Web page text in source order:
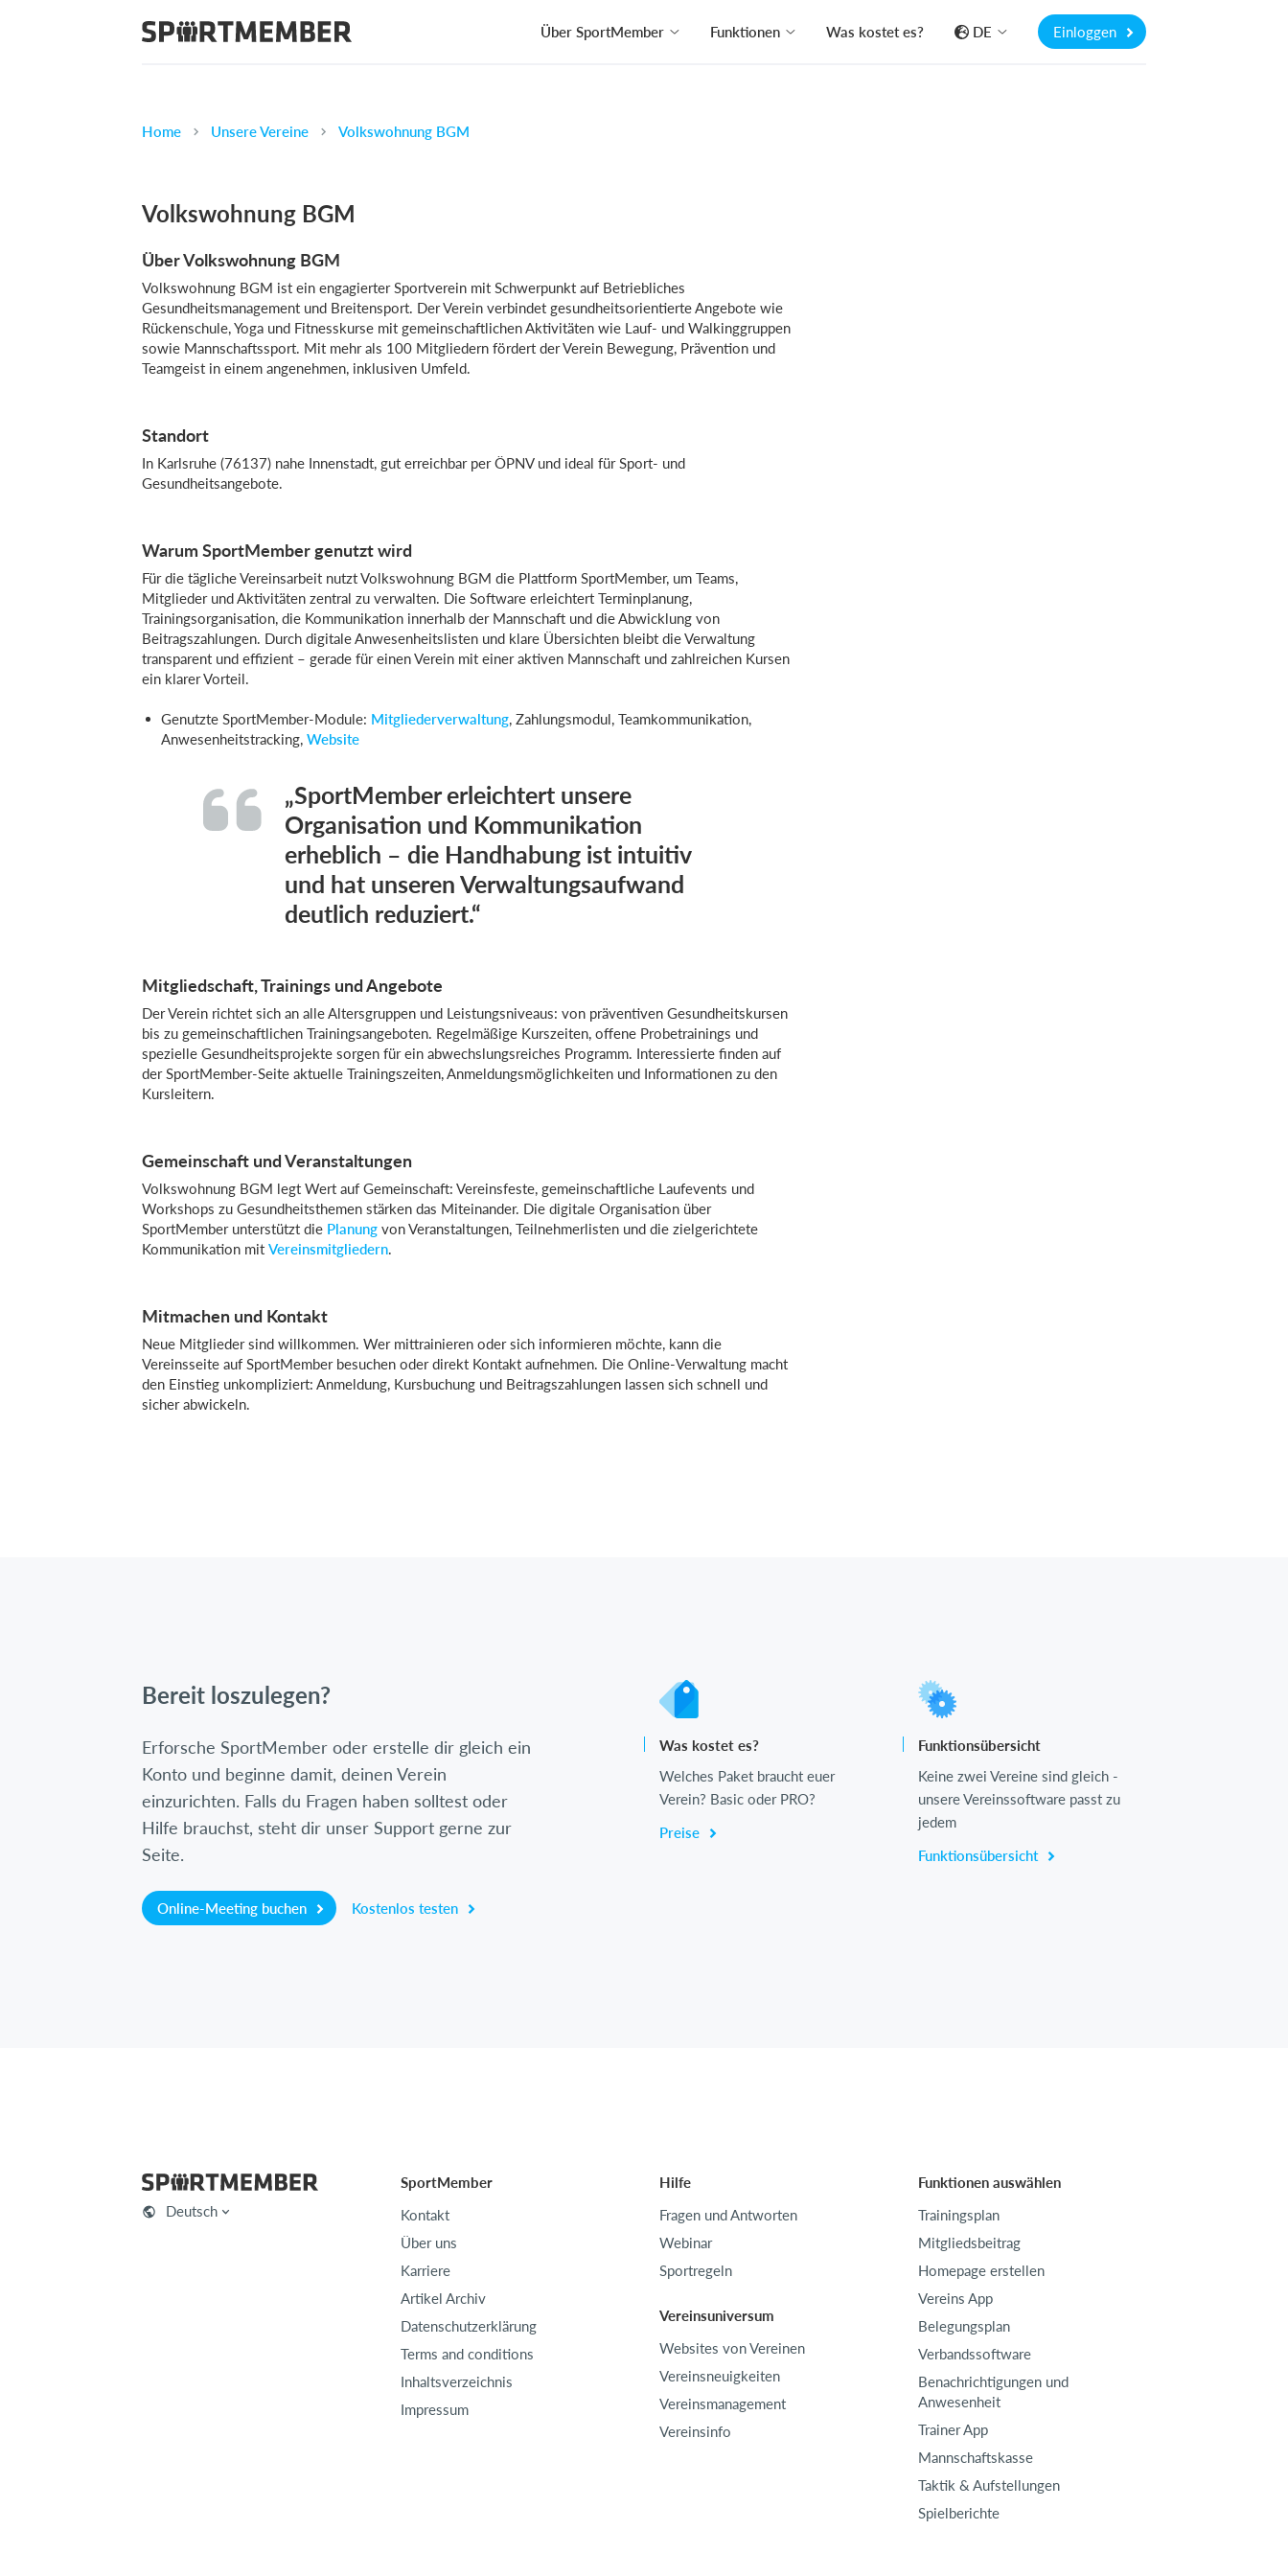
Über SportMember Funktionen Was kostet es? DE Einloggen
Home Unsere Vereine Volkswohnung BGM
Volkswohnung BGM
Über Volkswohnung BGM
Volkswohnung BGM ist ein engagierter Sportverein mit Schwerpunkt auf Betriebliches
Gesundheitsmanagement und Breitensport. Der Verein verbindet gesundheitsorientierte Angebote wie
Rückenschule, Yoga und Fitnesskurse mit gemeinschaftlichen Aktivitäten wie Lauf- und Walkinggruppen
sowie Mannschaftssport. Mit mehr als 100 Mitgliedern fördert der Verein Bewegung, Prävention und
Teamgeist in einem angenehmen, inklusiven Umfeld.
Standort
In Karlsruhe (76137) nahe Innenstadt, gut erreichbar per ÖPNV und ideal für Sport- und
Gesundheitsangebote.
Warum SportMember genutzt wird
Für die tägliche Vereinsarbeit nutzt Volkswohnung BGM die Plattform SportMember, um Teams,
Mitglieder und Aktivitäten zentral zu verwalten. Die Software erleichtert Terminplanung,
Trainingsorganisation, die Kommunikation innerhalb der Mannschaft und die Abwicklung von
Beitragszahlungen. Durch digitale Anwesenheitslisten und klare Übersichten bleibt die Verwaltung
transparent und effizient – gerade für einen Verein mit einer aktiven Mannschaft und zahlreichen Kursen
ein klarer Vorteil.
Genutzte SportMember-Module: Mitgliederverwaltung, Zahlungsmodul, Teamkommunikation,
Anwesenheitstracking, Website
„SportMember erleichtert unsere
Organisation und Kommunikation
erheblich – die Handhabung ist intuitiv
und hat unseren Verwaltungsaufwand
deutlich reduziert.“
Mitgliedschaft, Trainings und Angebote
Der Verein richtet sich an alle Altersgruppen und Leistungsniveaus: von präventiven Gesundheitskursen
bis zu gemeinschaftlichen Trainingsangeboten. Regelmäßige Kurszeiten, offene Probetrainings und
spezielle Gesundheitsprojekte sorgen für ein abwechslungsreiches Programm. Interessierte finden auf
der SportMember-Seite aktuelle Trainingszeiten, Anmeldungsmöglichkeiten und Informationen zu den
Kursleitern.
Gemeinschaft und Veranstaltungen
Volkswohnung BGM legt Wert auf Gemeinschaft: Vereinsfeste, gemeinschaftliche Laufevents und
Workshops zu Gesundheitsthemen stärken das Miteinander. Die digitale Organisation über
SportMember unterstützt die Planung von Veranstaltungen, Teilnehmerlisten und die zielgerichtete
Kommunikation mit Vereinsmitgliedern.
Mitmachen und Kontakt
Neue Mitglieder sind willkommen. Wer mittrainieren oder sich informieren möchte, kann die
Vereinsseite auf SportMember besuchen oder direkt Kontakt aufnehmen. Die Online-Verwaltung macht
den Einstieg unkompliziert: Anmeldung, Kursbuchung und Beitragszahlungen lassen sich schnell und
sicher abwickeln.
Bereit loszulegen?
Erforsche SportMember oder erstelle dir gleich ein
Konto und beginne damit, deinen Verein
einzurichten. Falls du Fragen haben solltest oder
Hilfe brauchst, steht dir unser Support gerne zur
Seite.
Online-Meeting buchen Kostenlos testen
Was kostet es?
Welches Paket braucht euer
Verein? Basic oder PRO?
Preise
Funktionsübersicht
Keine zwei Vereine sind gleich -
unsere Vereinssoftware passt zu
jedem
Funktionsübersicht
Deutsch
SportMember
Kontakt
Über uns
Karriere
Artikel Archiv
Datenschutzerklärung
Terms and conditions
Inhaltsverzeichnis
Impressum
Hilfe
Fragen und Antworten
Webinar
Sportregeln
Vereinsuniversum
Websites von Vereinen
Vereinsneuigkeiten
Vereinsmanagement
Vereinsinfo
Funktionen auswählen
Trainingsplan
Mitgliedsbeitrag
Homepage erstellen
Vereins App
Belegungsplan
Verbandssoftware
Benachrichtigungen und
Anwesenheit
Trainer App
Mannschaftskasse
Taktik & Aufstellungen
Spielberichte